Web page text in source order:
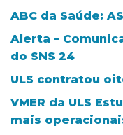
ABC da Saúde:
Alerta –
do SNS 24
ULS contratou
VMER da ULS
mais